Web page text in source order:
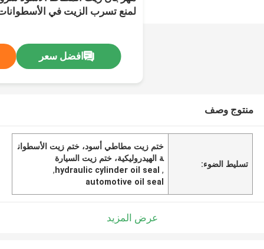
لمنع تسرب الزيت في الأسطوانات
افضل سعر
منتوج وصف
تسليط الضوء:
ختم زيت مطاطي أسود، ختم زيت الأسطوان
ة الهيدروليكية، ختم زيت السيارة
,
hydraulic cylinder oil seal
,
automotive oil seal
عرض المزيد